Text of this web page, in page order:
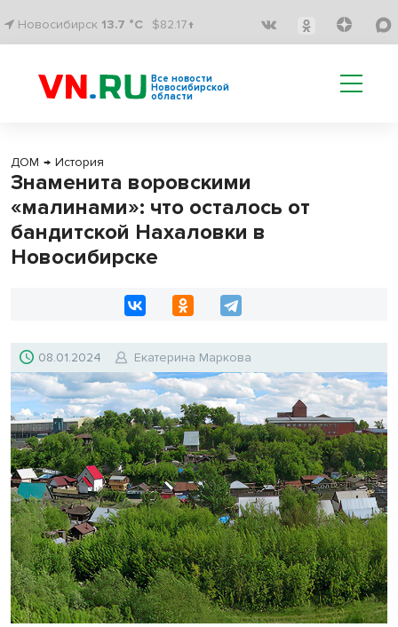
Новосибирск 13.7 °C $82.17↑
Все новости
Новосибирской
области
ДОМ → История
Знаменита воровскими
«малинами»: что осталось от
бандитской Нахаловки в
Новосибирске
08.01.2024 Екатерина Маркова